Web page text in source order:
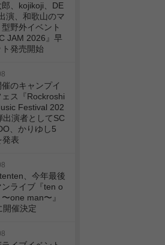
、kojikoji、DE
演、和歌山のマ
野外イベント
JAM 2026』早
発売開始
のキャンプイ
ェス『Rockroshi
Festival 202
出演者としてSC
、かりゆし5
発表
、今年最後
ライブ『ten o
one man〜』
開催決定